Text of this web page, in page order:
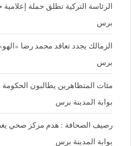
الرئاسة التركية تطلق حملة إعلامية
برس
الزمالك يجدد تعاقد محمد رضا
برس
مئات المتظاهرين يطالبون الحكومة
بوابة المدينة برس
رصيف الصحافة : هدم مركز صحي
بوابة المدينة برس